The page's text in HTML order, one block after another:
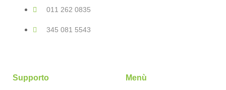
011 262 0835
345 081 5543
Supporto Menù